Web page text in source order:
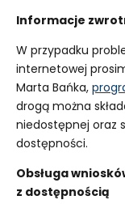
Informacje
W przypadku
internetowej
Marta Bańka,
drogą można
niedostępnej oraz
dostępności.
Obsługa
z dostępnością